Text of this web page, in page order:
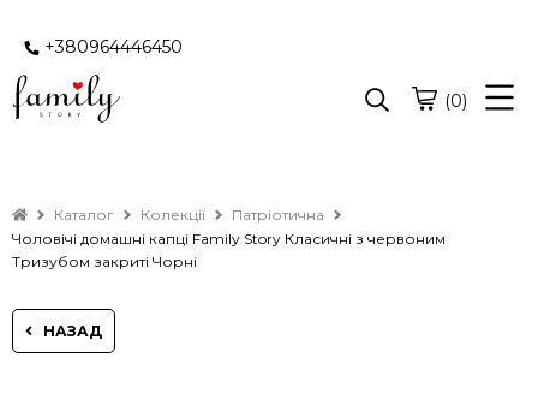
+380964446450
(0)
Каталог Колекції
Патріотична
Чоловічі домашні капці Family Story Класичні з червоним
Тризубом закриті Чорні
НАЗАД